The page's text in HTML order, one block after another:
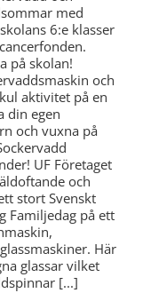
med
6:e klasser
på skolan!
och
aktivitet på en
din egen
och vuxna på
UF Företaget
och
stort Svenskt
Familjedag på ett
Här
glassar vilket
[...]